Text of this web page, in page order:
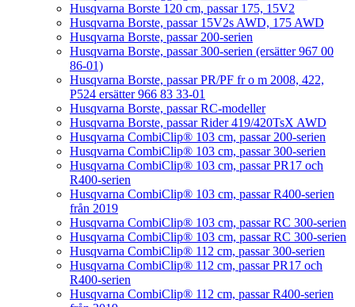
Husqvarna Borste 120 cm, passar 175, 15V2
Husqvarna Borste, passar 15V2s AWD, 175 AWD
Husqvarna Borste, passar 200-serien
Husqvarna Borste, passar 300-serien (ersätter 967 00
86-01)
Husqvarna Borste, passar PR/PF fr o m 2008, 422,
P524 ersätter 966 83 33-01
Husqvarna Borste, passar RC-modeller
Husqvarna Borste, passar Rider 419/420TsX AWD
Husqvarna CombiClip® 103 cm, passar 200-serien
Husqvarna CombiClip® 103 cm, passar 300-serien
Husqvarna CombiClip® 103 cm, passar PR17 och
R400-serien
Husqvarna CombiClip® 103 cm, passar R400-serien
från 2019
Husqvarna CombiClip® 103 cm, passar RC 300-serien
Husqvarna CombiClip® 103 cm, passar RC 300-serien
Husqvarna CombiClip® 112 cm, passar 300-serien
Husqvarna CombiClip® 112 cm, passar PR17 och
R400-serien
Husqvarna CombiClip® 112 cm, passar R400-serien